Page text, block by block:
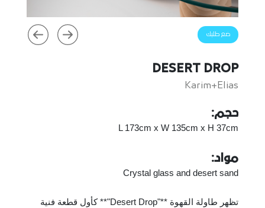
ضع طلبك
DESERT DROP
Karim+Elias
حجم:
L 173cm x W 135cm x H 37cm
مواد:
Crystal glass and desert sand
تظهر طاولة القهوة **"Desert Drop"** كأول قطعة فنية